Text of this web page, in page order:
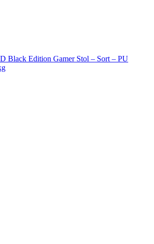
Black Edition Gamer Stol – Sort – PU